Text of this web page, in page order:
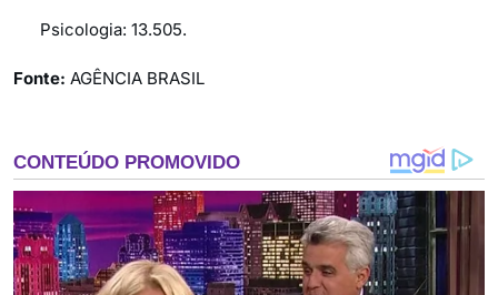
Psicologia: 13.505.
Fonte: AGÊNCIA BRASIL